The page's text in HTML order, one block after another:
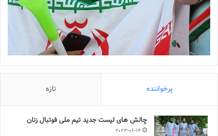
پرخواننده تازه
چالش هاى ليست جدید تيم ملى فوتبال زنان
2023-06-14